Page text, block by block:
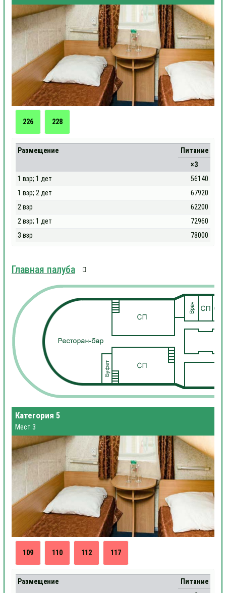
226 228
Размещение
Питание
×3
1 взр; 1 дет
56140
1 взр; 2 дет
67920
2 взр
62200
2 взр; 1 дет
72960
3 взр
78000
Главная палуба
Категория 5
Мест 3
109 110 112 117
Размещение
Питание